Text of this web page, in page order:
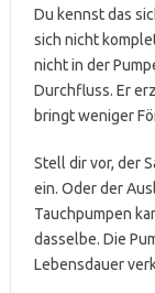
Du kennst das
sich nicht
nicht in der
Durchfluss. Er
bringt weniger
Stell dir vor, der
ein. Oder der
Tauchpumpen
dasselbe. Die
Lebensdauer